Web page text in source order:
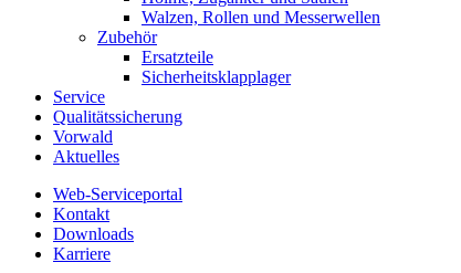
Walzen, Rollen und Messerwellen
Zubehör
Ersatzteile
Sicherheitsklapplager
Service
Qualitätssicherung
Vorwald
Aktuelles
Web-Serviceportal
Kontakt
Downloads
Karriere